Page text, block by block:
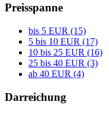
Preisspanne
bis 5 EUR (15)
5 bis 10 EUR (17)
10 bis 25 EUR (16)
25 bis 40 EUR (3)
ab 40 EUR (4)
Darreichung